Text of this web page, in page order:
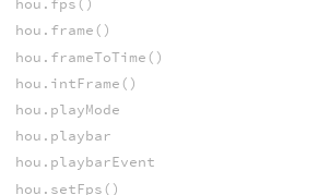
hou.fps()
hou.frame()
hou.frameToTime()
hou.intFrame()
hou.playMode
hou.playbar
hou.playbarEvent
hou.setFps()